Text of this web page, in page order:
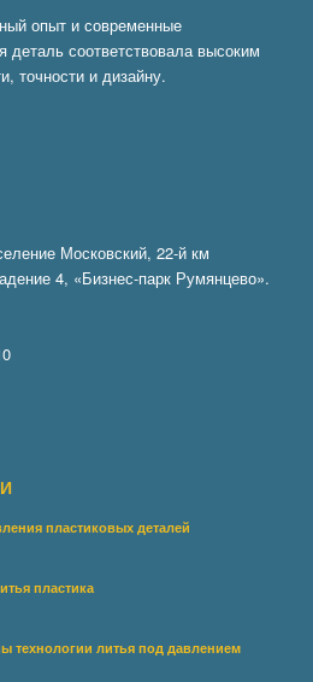
опыт и современные
деталь соответствовала высоким
точности и дизайну.
Московский, 22-й км
4, «Бизнес-парк Румянцево».
пластиковых деталей
пластика
технологии литья под давлением